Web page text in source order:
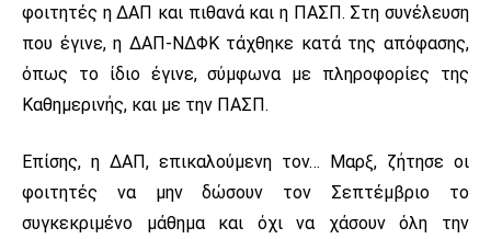
φοιτητές η ΔΑΠ και πιθανά και η ΠΑΣΠ. Στη συνέλευση
που έγινε, η ΔΑΠ-ΝΔΦΚ τάχθηκε κατά της απόφασης,
όπως το ίδιο έγινε, σύμφωνα με πληροφορίες της
Καθημερινής, και με την ΠΑΣΠ.
Επίσης, η ΔΑΠ, επικαλούμενη τον… Μαρξ, ζήτησε οι
φοιτητές να μην δώσουν τον Σεπτέμβριο το
συγκεκριμένο μάθημα και όχι να χάσουν όλη την